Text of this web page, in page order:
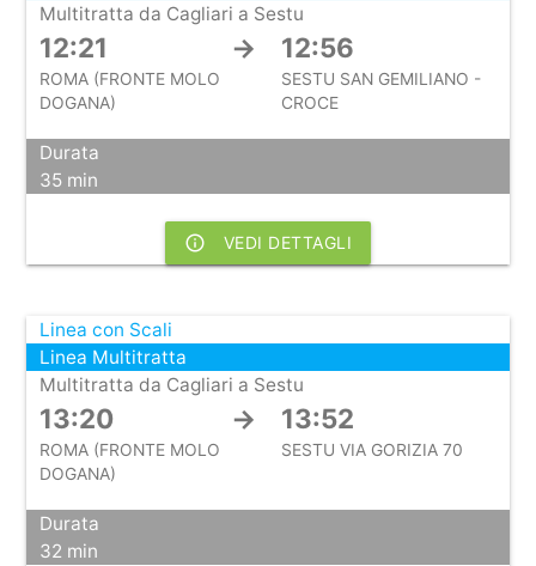
Multitratta da Cagliari a Sestu
12:21 → 12:56
ROMA (FRONTE MOLO
DOGANA)
SESTU SAN GEMILIANO -
CROCE
Durata
35 min
info_outline VEDI DETTAGLI
Linea con Scali
Linea Multitratta
Multitratta da Cagliari a Sestu
13:20 → 13:52
ROMA (FRONTE MOLO
DOGANA)
SESTU VIA GORIZIA 70
Durata
32 min